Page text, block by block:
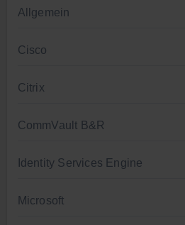
Allgemein
Cisco
Citrix
CommVault B&R
Identity Services Engine
Microsoft